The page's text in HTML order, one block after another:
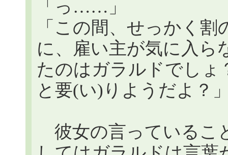
「っ……」
「この間、せっかく
に、雇い主が気に入ら
たのはガラルドでし
と要(い)りようだよ？
彼女の言っているこ